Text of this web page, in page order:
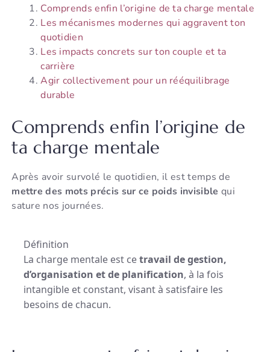
Comprends enfin l’origine de ta charge mentale
Les mécanismes modernes qui aggravent ton
quotidien
Les impacts concrets sur ton couple et ta
carrière
Agir collectivement pour un rééquilibrage
durable
Comprends enfin l’origine de
ta charge mentale
Après avoir survolé le quotidien, il est temps de
mettre des mots précis sur ce poids invisible qui
sature nos journées.
Définition
La charge mentale est cetravail de gestion,
d’organisation et de planification, à la fois
intangible et constant, visant à satisfaire les
besoins de chacun.